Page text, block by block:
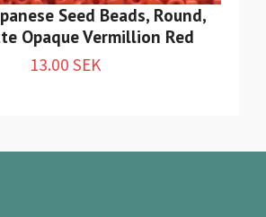
Seed Beads, Round,
Opaque Vermillion Red
13.00 SEK